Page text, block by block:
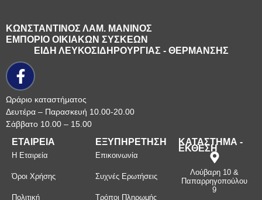
ΚΩΝΣΤΑΝΤΙΝΟΣ ΛΑΜ. ΜΑΝΙΝΟΣ
ΕΜΠΟΡΙΟ ΟΙΚΙΑΚΩΝ ΣΥΣΚΕΩΝ
ΕΙΔΗ ΛΕΥΚΟΣΙΔΗΡΟΥΡΓΙΑΣ - ΘΕΡΜΑΝΣΗΣ
Ωράριο καταστήματος
Δευτέρα – Παρασκευή 10.00-20.00
Σάββατο 10.00 – 15.00
ΕΤΑΙΡΕΙΑ
Η Εταιρεία
Όροι Χρήσης
Πολιτική
ΕΞΥΠΗΡΕΤΗΣΗ
Επικοινωνία
Συχνές Ερωτήσεις
Τρόποι Πληρωμής
ΚΑΤΑΣΤΗΜΑ -
ΕΚΘΕΣΗ
Λούβαρη 10 &
Παπαρρηγοπούλου
9